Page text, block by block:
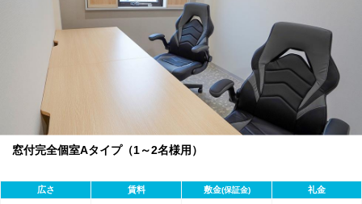
窓付完全個室Aタイプ（1～2名様用）
広さ 賃料 敷金(保証金) 礼金